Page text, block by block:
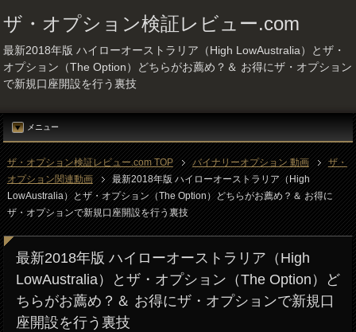
ザ・オプション検証レビュー.com
最新2018年版 ハイローオーストラリア（High LowAustralia）とザ・
オプション（The Option）どちらがお薦め？＆ お得にザ・オプション
で新規口座開設を行う裏技
メニュー
ザ・オプション検証レビュー.com TOP バイナリーオプション 動画
ザ・
オプション関連動画
最新2018年版 ハイローオーストラリア（High
LowAustralia）とザ・オプション（The Option）どちらがお薦め？＆ お得に
ザ・オプションで新規口座開設を行う裏技
最新2018年版 ハイローオーストラリア（High
LowAustralia）とザ・オプション（The Option）ど
ちらがお薦め？＆ お得にザ・オプションで新規口
座開設を行う裏技